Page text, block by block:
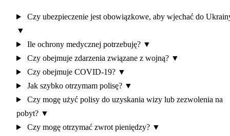
Czy ubezpieczenie jest obowiązkowe, aby wjechać do
▼
Ile ochrony medycznej potrzebuję? ▼
Czy obejmuje zdarzenia związane z wojną? ▼
Czy obejmuje COVID-19? ▼
Jak szybko otrzymam polisę? ▼
Czy mogę użyć polisy do uzyskania wizy lub zezwolenia na
pobyt? ▼
Czy mogę otrzymać zwrot pieniędzy? ▼